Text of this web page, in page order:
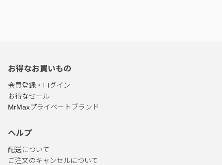
お得なお買いもの
会員登録・ログイン
お得なセール
MrMaxプライベートブランド
ヘルプ
配送について
ご注文のキャンセルについて